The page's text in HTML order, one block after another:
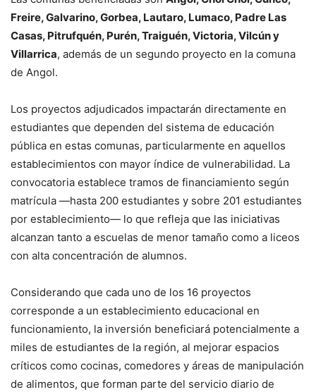
Freire, Galvarino, Gorbea, Lautaro, Lumaco, Padre Las
Casas, Pitrufquén, Purén, Traiguén, Victoria, Vilcún y
Villarrica, además de un segundo proyecto en la comuna
de Angol.
Los proyectos adjudicados impactarán directamente en
estudiantes que dependen del sistema de educación
pública en estas comunas, particularmente en aquellos
establecimientos con mayor índice de vulnerabilidad. La
convocatoria establece tramos de financiamiento según
matrícula —hasta 200 estudiantes y sobre 201 estudiantes
por establecimiento— lo que refleja que las iniciativas
alcanzan tanto a escuelas de menor tamaño como a liceos
con alta concentración de alumnos.
Considerando que cada uno de los 16 proyectos
corresponde a un establecimiento educacional en
funcionamiento, la inversión beneficiará potencialmente a
miles de estudiantes de la región, al mejorar espacios
críticos como cocinas, comedores y áreas de manipulación
de alimentos, que forman parte del servicio diario de